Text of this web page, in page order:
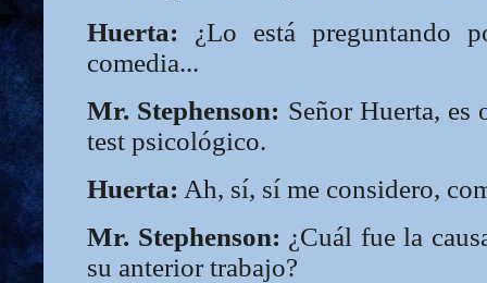
Huerta: ¿Lo está preguntando
comedia...
Mr. Stephenson: Señor Huerta, es
test psicológico.
Huerta: Ah, sí, sí me considero,
Mr. Stephenson: ¿Cuál fue la
su anterior trabajo?